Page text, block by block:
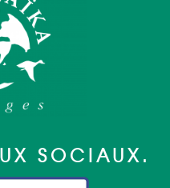
SOCIAUX.